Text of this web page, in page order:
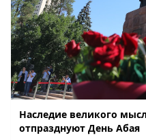
Наследие великого
отпразднуют День Абая